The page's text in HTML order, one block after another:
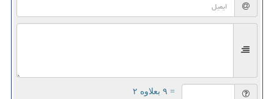
= ۹ بعلاوه ۲